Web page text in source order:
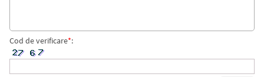
Cod de verificare*: